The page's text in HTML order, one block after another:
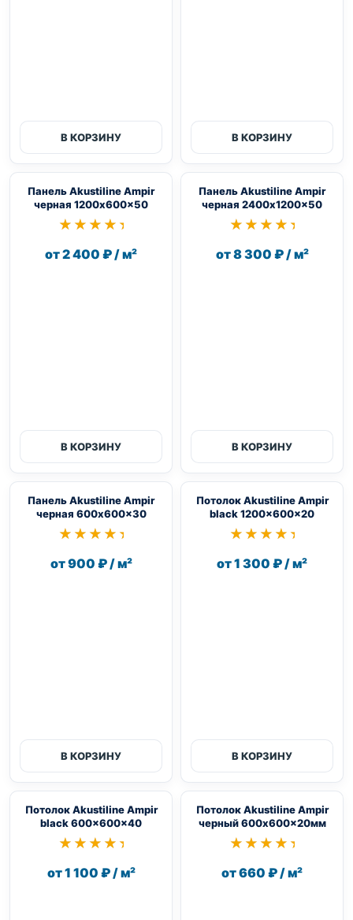
В КОРЗИНУ В КОРЗИНУ
Панель Akustiline Ampir
черная 1200x600x50
★★★★★
★★★★★
от 2 400 ₽ / м²
В КОРЗИНУ
Панель Akustiline Ampir
черная 2400x1200x50
★★★★★
★★★★★
от 8 300 ₽ / м²
В КОРЗИНУ
Панель Akustiline Ampir
черная 600x600x30
★★★★★
★★★★★
от 900 ₽ / м²
В КОРЗИНУ
Потолок Akustiline Ampir
black 1200x600x20
★★★★★
★★★★★
от 1 300 ₽ / м²
В КОРЗИНУ
Потолок Akustiline Ampir
black 600x600x40
★★★★★
★★★★★
от 1 100 ₽ / м²
Потолок Akustiline Ampir
черный 600x600x20мм
★★★★★
★★★★★
от 660 ₽ / м²